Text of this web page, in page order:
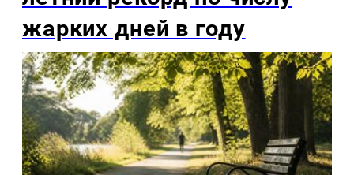
жарких дней в году